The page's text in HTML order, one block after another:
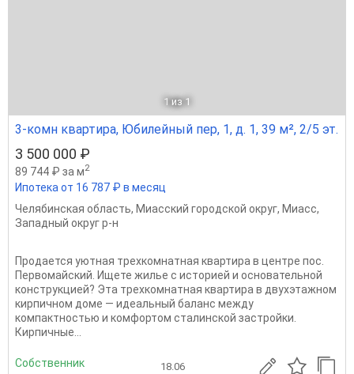
1 из 1
3-комн квартира, Юбилейный пер, 1, д. 1, 39 м², 2/5 эт.
3 500 000 ₽
89 744 ₽ за м2
Ипотека от 16 787 ₽ в месяц
Челябинская область, Миасский городской округ, Миасс,
Западный округ р-н
Продается уютная трехкомнатная квартира в центре пос.
Первомайский. Ищете жилье с историей и основательной
конструкцией? Эта трехкомнатная квартира в двухэтажном
кирпичном доме — идеальный баланс между
компактностью и комфортом сталинской застройки.
Кирпичные...
Собственник 18.06